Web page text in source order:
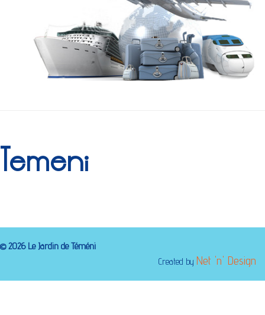
Temeni
©2026 Le Jardin de Téméni
Created by Net 'n' Design